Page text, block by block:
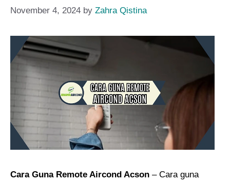
November 4, 2024 by Zahra Qistina
Cara Guna Remote Aircond Acson – Cara guna